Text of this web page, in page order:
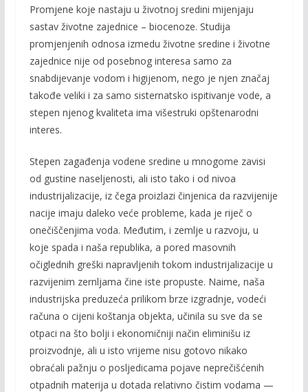
Promjene koje nastaju u životnoj sredini mijenjaju
sastav životne zajednice – biocenoze. Studija
promjenjenih odnosa izmedu životne sredine i životne
zajednice nije od posebnog interesa samo za
snabdijevanje vodom i higijenom, nego je njen značaj
takođe veliki i za samo sisternatsko ispitivanje vode, a
stepen njenog kvaliteta ima višestruki opštenarodni
interes.
Stepen zagađenja vodene sredine u mnogome zavisi
od gustine naseljenosti, ali isto tako i od nivoa
industrijalizacije, iz čega proizlazi činjenica da razvijenije
nacije imaju daleko veće probleme, kada je riječ o
onečiščenjima voda. Međutim, i zemlje u raz­voju, u
koje spada i naša republika, a pored masovnih
očiglednih greški napravljenih tokom industrijalizacije u
razvijenim zernljama čine iste propuste. Naime, naša
industrijska preduzeća prilikom brze izgradnje, vodeći
računa o cijeni koštanja objekta, učinila su sve da se
otpaci na što bolji i ekonomičniji način eliminišu iz
proizvodnje, ali u isto vrijeme nisu go­tovo nikako
obraćali pažnju o posljedicama pojave neprečišćenih
otpadnih materija u dotada relativno čistim vodama —